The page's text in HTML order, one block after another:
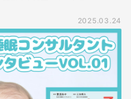
2025.03.24